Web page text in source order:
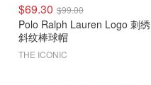
$69.30 $99.00
Polo Ralph Lauren Logo 刺绣
斜纹棒球帽
THE ICONIC